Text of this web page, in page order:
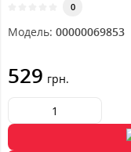
0
Модель: 00000069853
529 грн.